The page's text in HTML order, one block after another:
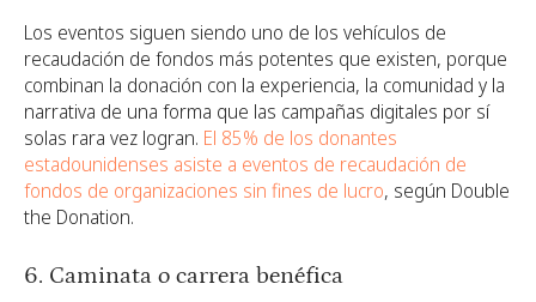
Los eventos siguen siendo uno de los vehículos de
recaudación de fondos más potentes que existen, porque
combinan la donación con la experiencia, la comunidad y la
narrativa de una forma que las campañas digitales por sí
solas rara vez logran. El 85% de los donantes
estadounidenses asiste a eventos de recaudación de
fondos de organizaciones sin fines de lucro, según Double
the Donation.
6. Caminata o carrera benéfica